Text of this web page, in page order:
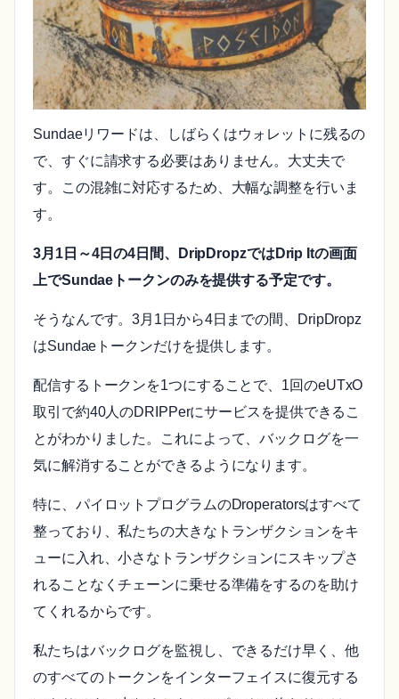
Sundaeリワードは、しばらくはウォレットに残るの
で、すぐに請求する必要はありません。大丈夫で
す。この混雑に対応するため、大幅な調整を行いま
す。
3月1日～4日の4日間、DripDropzではDrip Itの画面
上でSundaeトークンのみを提供する予定です。
そうなんです。3月1日から4日までの間、DripDropz
はSundaeトークンだけを提供します。
配信するトークンを1つにすることで、1回のeUTxO
取引で約40人のDRIPPerにサービスを提供できるこ
とがわかりました。これによって、バックログを一
気に解消することができるようになります。
特に、パイロットプログラムのDroperatorsはすべて
整っており、私たちの大きなトランザクションをキ
ューに入れ、小さなトランザクションにスキップさ
れることなくチェーンに乗せる準備をするのを助け
てくれるからです。
私たちはバックログを監視し、できるだけ早く、他
のすべてのトークンをインターフェイスに復元する